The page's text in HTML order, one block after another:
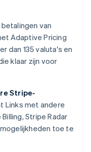
van
Adaptive Pricing
dan 135 valuta's en
klaar zijn voor
Stripe-
Links met andere
Stripe Radar
toe te